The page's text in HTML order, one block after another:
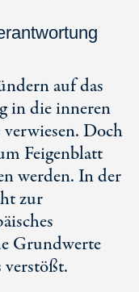
auf das
in die inneren
verwiesen. Doch
Feigenblatt
werden. In der
zur
Grundwerte